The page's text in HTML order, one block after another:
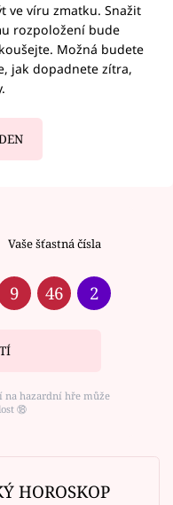
ve víru zmatku. Snažit
rozpoložení bude
Možná budete
jak dopadnete zítra,
Vaše šťastná čísla
9 46 2
hazardní hře může
⑱
HOROSKOP